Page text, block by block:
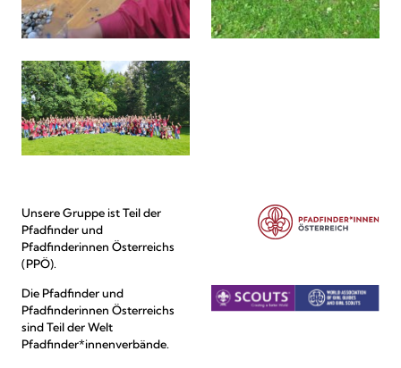
Unsere Gruppe ist Teil der
Pfadfinder und
Pfadfinderinnen Österreichs
(PPÖ).
Die Pfadfinder und
Pfadfinderinnen Österreichs
sind Teil der Welt
Pfadfinder*innenverbände.